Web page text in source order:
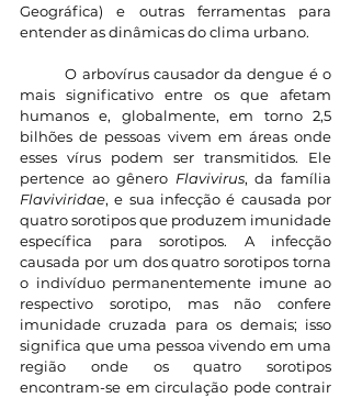
Geográfica) e outras ferramentas para
entender as dinâmicas do clima urbano.
	O arbovírus causador da dengue é o
mais significativo entre os que afetam
humanos e, globalmente, em torno 2,5
bilhões de pessoas vivem em áreas onde
esses vírus podem ser transmitidos. Ele
pertence ao gênero Flavivirus
Flaviviridae, e sua infecção é causada por
quatro sorotipos que produzem imunidade
específica para sorotipos. A infecção
causada por um dos quatro sorotipos torna
o indivíduo permanentemente imune ao
respectivo sorotipo, mas não confere
imunidade cruzada para os demais; isso
significa que uma pessoa vivendo em uma
região onde os quatro sorotipos
encontram-se em circulação pode contrair